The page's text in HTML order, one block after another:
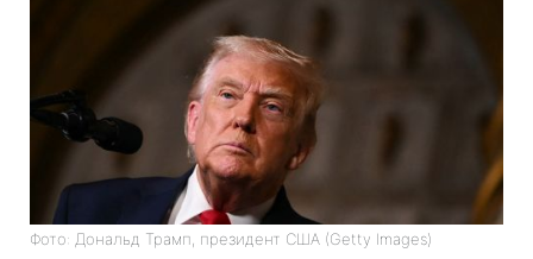
Фото: Дональд Трамп, президент США (Getty Images)